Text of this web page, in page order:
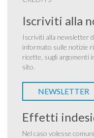
Iscriviti alla
Iscriviti alla newsletter
informato sulle notizie
ricette, sugli argomenti
sito.
NEWSLETTER
Effetti
Nel caso volesse